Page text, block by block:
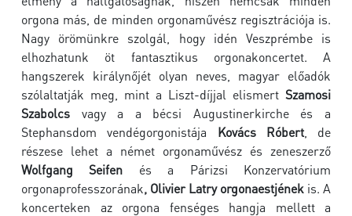
orgona más, de minden orgonaművész regisztrációja is.
Nagy örömünkre szolgál, hogy idén Veszprémbe is
elhozhatunk öt fantasztikus orgonakoncertet. A
hangszerek királynőjét olyan neves, magyar előadók
szólaltatják meg, mint a Liszt-díjjal elismert Szamosi
Szabolcs vagy a a bécsi Augustinerkirche és a
Stephansdom vendégorgonistája Kovács Róbert, de
részese lehet a német orgonaművész és zeneszerző
Wolfgang Seifen és a Párizsi Konzervatórium
orgonaprofesszorának, Olivier Latry orgonaestjének is. A
koncerteken az orgona fenséges hangja mellett a